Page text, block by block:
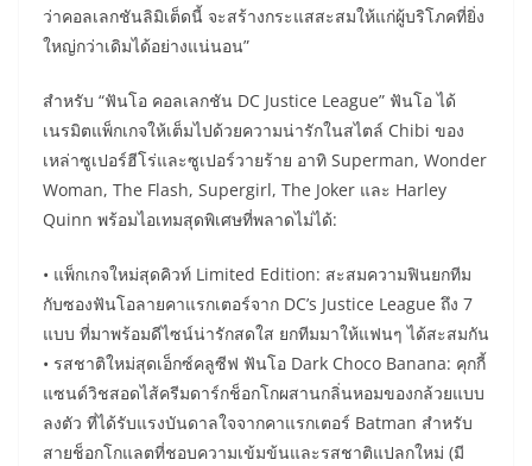
ว่าคอลเลกชันลิมิเต็ดนี้ จะสร้างกระแสสะสมให้แก่ผู้บริโภคที่ยิ่ง
ใหญ่กว่าเดิมได้อย่างแน่นอน”
​สำหรับ “ฟันโอ คอลเลกชัน DC Justice League” ฟันโอ ได้
เนรมิตแพ็กเกจให้เต็มไปด้วยความน่ารักในสไตล์ Chibi ของ
เหล่าซูเปอร์ฮีโร่และซูเปอร์วายร้าย อาทิ Superman, Wonder
Woman, The Flash, Supergirl, The Joker และ Harley
Quinn พร้อมไอเทมสุดพิเศษที่พลาดไม่ได้:
• แพ็กเกจใหม่สุดคิวท์ Limited Edition: สะสมความฟินยกทีม
กับซองฟันโอลายคาแรกเตอร์จาก DC’s Justice League ถึง 7
แบบ ที่มาพร้อมดีไซน์น่ารักสดใส ยกทีมมาให้แฟนๆ ได้สะสมกัน
• รสชาติใหม่สุดเอ็กซ์คลูซีฟ ฟันโอ Dark Choco Banana: คุกกี้
แซนด์วิชสอดไส้ครีมดาร์กช็อกโกผสานกลิ่นหอมของกล้วยแบบ
ลงตัว ที่ได้รับแรงบันดาลใจจากคาแรกเตอร์ Batman สำหรับ
สายช็อกโกแลตที่ชอบความเข้มข้นและรสชาติแปลกใหม่ (มี